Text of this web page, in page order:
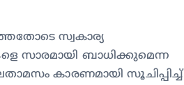
സ്വകാര്യ
സാരമായി ബാധിക്കുമെന്ന
കാരണമായി സൂചിപ്പിച്ച്